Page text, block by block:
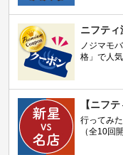
ニフテ
ノジマモ
格」で人
【ニフ
行ってみ
（全10回